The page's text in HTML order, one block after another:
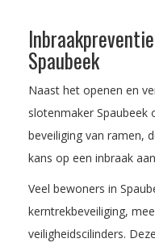
Spaubeek
Naast het openen en
slotenmaker Spaubeek
beveiliging van ramen,
kans op een inbraak
Veel bewoners in
kerntrekbeveiliging,
veiligheidscilinders.